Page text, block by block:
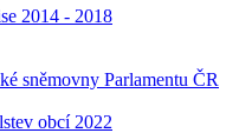
2014 - 2018
sněmovny Parlamentu ČR
obcí 2022